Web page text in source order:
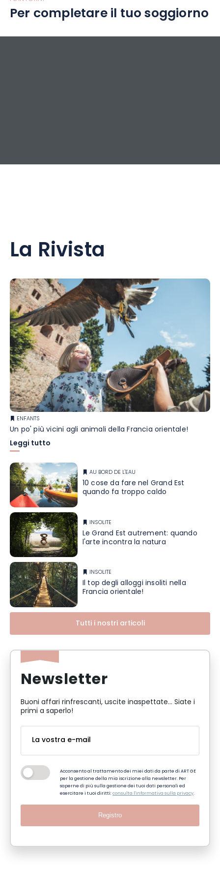
Per completare il tuo soggiorno
La Rivista
ENFANTS
Un po' più vicini agli animali della Francia orientale!
Leggi tutto
AU BORD DE L'EAU
10 cose da fare nel Grand Est
quando fa troppo caldo
INSOLITE
Le Grand Est autrement: quando
l'arte incontra la natura
INSOLITE
Il top degli alloggi insoliti nella
Francia orientale!
Tutti i nostri articoli
Newsletter
Buoni affari rinfrescanti, uscite inaspettate... Siate i
primi a saperlo!
Acconsento al trattamento dei miei dati da parte di ART GE
per la gestione della mia iscrizione alla newsletter. Per
saperne di più sulla gestione dei tuoi dati personali ed
esercitare i tuoi diritti:consulta l'informativa sulla privacy.
Registro